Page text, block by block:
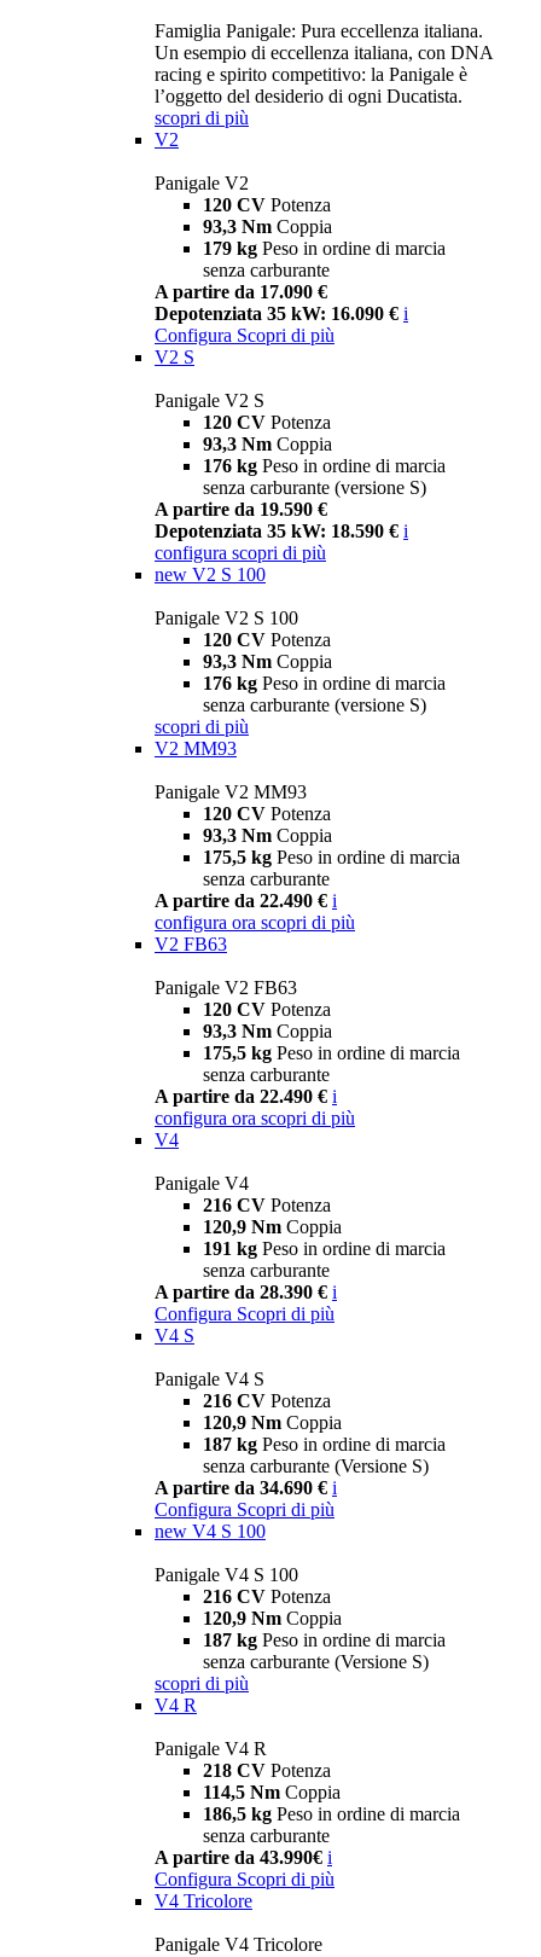
Famiglia Panigale: Pura eccellenza italiana.
Un esempio di eccellenza italiana, con DNA
racing e spirito competitivo: la Panigale è
l’oggetto del desiderio di ogni Ducatista.
scopri di più
V2
Panigale V2
120 CV Potenza
93,3 Nm Coppia
179 kg Peso in ordine di marcia
senza carburante
A partire da 17.090 €
Depotenziata 35 kW: 16.090 € i
Configura Scopri di più
V2 S
Panigale V2 S
120 CV Potenza
93,3 Nm Coppia
176 kg Peso in ordine di marcia
senza carburante (versione S)
A partire da 19.590 €
Depotenziata 35 kW: 18.590 € i
configura scopri di più
new V2 S 100
Panigale V2 S 100
120 CV Potenza
93,3 Nm Coppia
176 kg Peso in ordine di marcia
senza carburante (versione S)
scopri di più
V2 MM93
Panigale V2 MM93
120 CV Potenza
93,3 Nm Coppia
175,5 kg Peso in ordine di marcia
senza carburante
A partire da 22.490 € i
configura ora scopri di più
V2 FB63
Panigale V2 FB63
120 CV Potenza
93,3 Nm Coppia
175,5 kg Peso in ordine di marcia
senza carburante
A partire da 22.490 € i
configura ora scopri di più
V4
Panigale V4
216 CV Potenza
120,9 Nm Coppia
191 kg Peso in ordine di marcia
senza carburante
A partire da 28.390 € i
Configura Scopri di più
V4 S
Panigale V4 S
216 CV Potenza
120,9 Nm Coppia
187 kg Peso in ordine di marcia
senza carburante (Versione S)
A partire da 34.690 € i
Configura Scopri di più
new V4 S 100
Panigale V4 S 100
216 CV Potenza
120,9 Nm Coppia
187 kg Peso in ordine di marcia
senza carburante (Versione S)
scopri di più
V4 R
Panigale V4 R
218 CV Potenza
114,5 Nm Coppia
186,5 kg Peso in ordine di marcia
senza carburante
A partire da 43.990€ i
Configura Scopri di più
V4 Tricolore
Panigale V4 Tricolore